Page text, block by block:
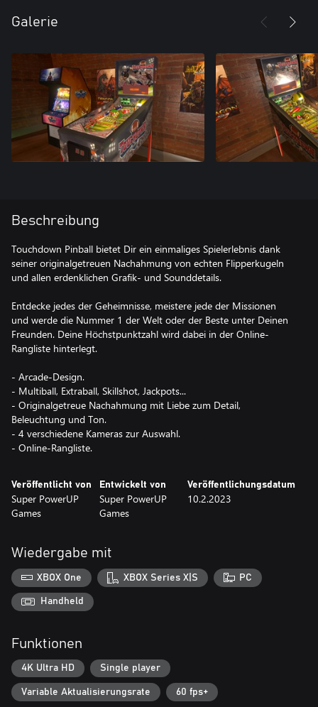
Galerie
Beschreibung
Touchdown Pinball bietet Dir ein einmaliges Spielerlebnis dank
seiner originalgetreuen Nachahmung von echten Flipperkugeln
und allen erdenklichen Grafik- und Sounddetails.
Entdecke jedes der Geheimnisse, meistere jede der Missionen
und werde die Nummer 1 der Welt oder der Beste unter Deinen
Freunden. Deine Höchstpunktzahl wird dabei in der Online-
Rangliste hinterlegt.
- Arcade-Design.
- Multiball, Extraball, Skillshot, Jackpots...
- Originalgetreue Nachahmung mit Liebe zum Detail,
Beleuchtung und Ton.
- 4 verschiedene Kameras zur Auswahl.
- Online-Rangliste.
Veröffentlicht von
Super PowerUP
Games
Entwickelt von
Super PowerUP
Games
Veröffentlichungsdatum
10.2.2023
Wiedergabe mit
XBOX One XBOX Series X|S PC
Handheld
Funktionen
4K Ultra HD Single player
Variable Aktualisierungsrate 60 fps+